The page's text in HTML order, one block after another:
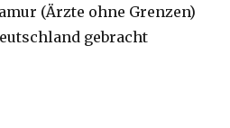
(Ärzte ohne Grenzen)
gebracht